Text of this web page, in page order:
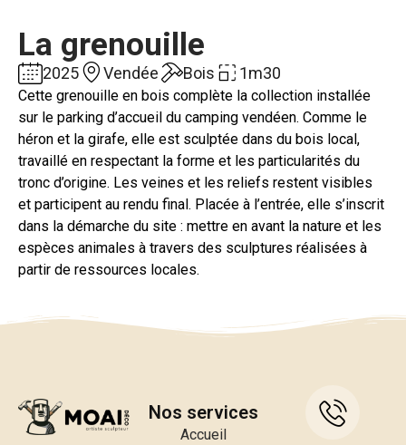
La grenouille
2025 Vendée Bois 1m30
Cette grenouille en bois complète la collection installée
sur le parking d’accueil du camping vendéen. Comme le
héron et la girafe, elle est sculptée dans du bois local,
travaillé en respectant la forme et les particularités du
tronc d’origine. Les veines et les reliefs restent visibles
et participent au rendu final. Placée à l’entrée, elle s’inscrit
dans la démarche du site : mettre en avant la nature et les
espèces animales à travers des sculptures réalisées à
partir de ressources locales.
Nos services
Accueil